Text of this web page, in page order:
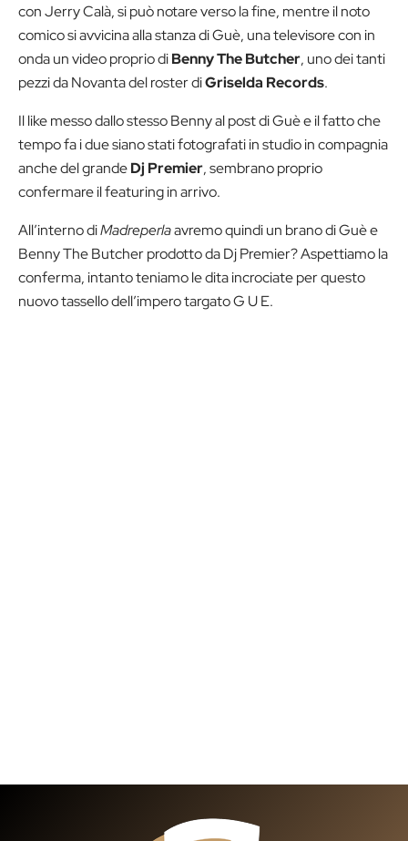
con Jerry Calà, si può notare verso la fine, mentre il noto
comico si avvicina alla stanza di Guè, una televisore con in
onda un video proprio diBenny The Butcher, uno dei tanti
pezzi da Novanta del roster diGriselda Records.
Il like messo dallo stesso Benny al post di Guè e il fatto che
tempo fa i due siano stati fotografati in studio in compagnia
anche del grandeDj Premier, sembrano proprio
confermare il featuring in arrivo.
All’interno diMadreperlaavremo quindi un brano di Guè e
Benny The Butcher prodotto da Dj Premier? Aspettiamo la
conferma, intanto teniamo le dita incrociate per questo
nuovo tassello dell’impero targato G U E.